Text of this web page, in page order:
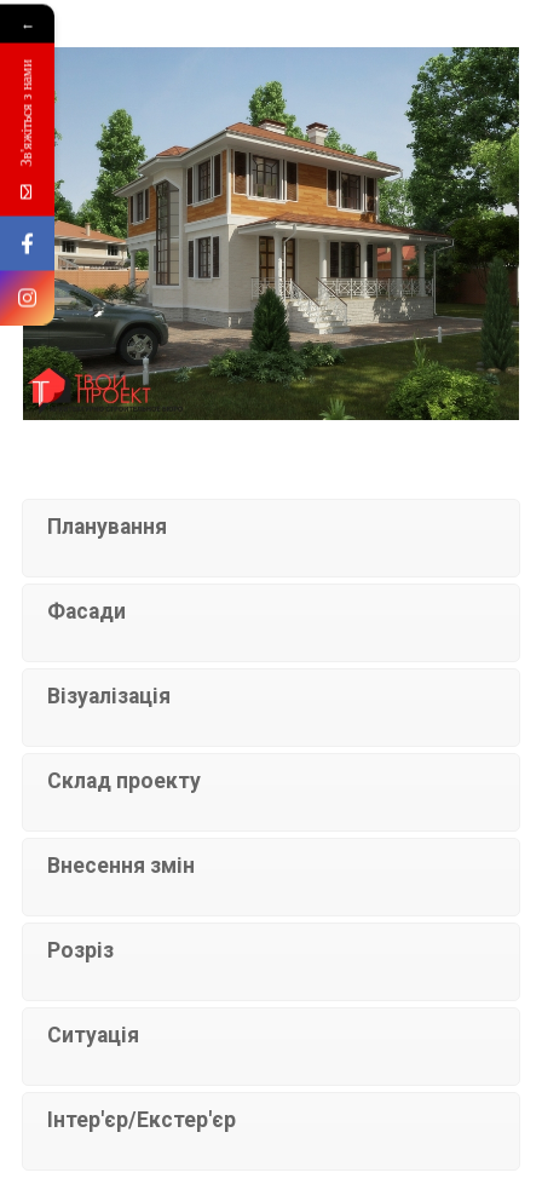
Планування
Фасади
Візуалізація
Склад проекту
Внесення змін
Розріз
Ситуація
Інтер'єр/Екстер'єр
←
Зв'яжіться з нами